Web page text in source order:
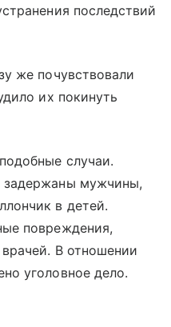
последствий
же почувствовали
их покинуть
случаи.
мужчины,
в детей.
повреждения,
В отношении
уголовное дело.